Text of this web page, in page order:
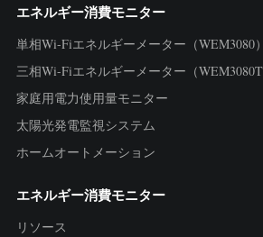
エネルギー消費モニター
単相Wi-Fiエネルギーメーター（WEM3080）
三相Wi-Fiエネルギーメーター（WEM3080T
家庭用電力使用量モニター
太陽光発電監視システム
ホームオートメーション
エネルギー消費モニター
リソース